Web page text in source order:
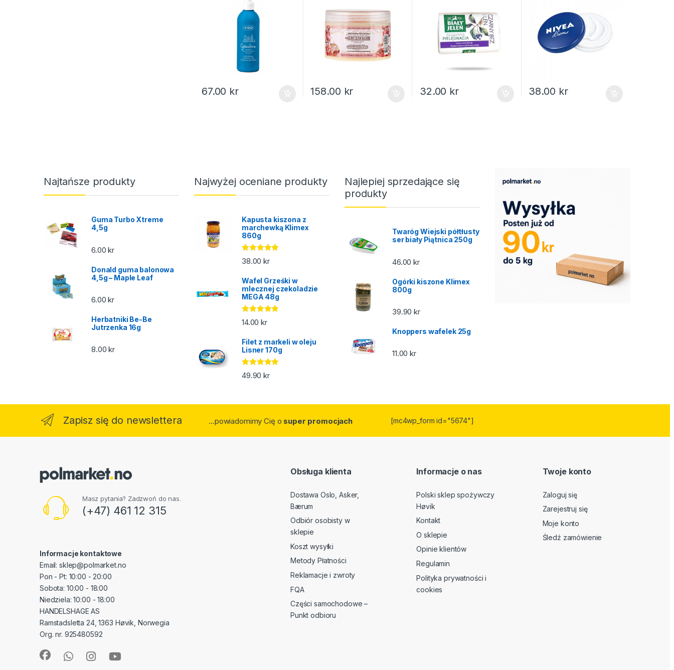
67.00 kr 158.00 kr 32.00 kr 38.00 kr
Najtańsze produkty
Guma Turbo Xtreme
4,5g
6.00kr
Donald guma balonowa
4,5g – Maple Leaf
6.00kr
Herbatniki Be-Be
Jutrzenka 16g
8.00kr
Najwyżej oceniane produkty
Kapusta kiszona z
marchewką Klimex
860g
Oceniono
5.00na 5
38.00kr
Wafel Grześki w
mlecznej czekoladzie
MEGA 48g
Oceniono
5.00na 5
14.00kr
Filet z markeli w oleju
Lisner 170g
Oceniono
5.00na 5
49.90kr
Najlepiej sprzedające się
produkty
Twaróg Wiejski półtłusty
ser biały Piątnica 250g
46.00kr
Ogórki kiszone Klimex
800g
39.90kr
Knoppers wafelek 25g
11.00kr
Zapisz się do newslettera ...powiadomimy Cię o super promocjach [mc4wp_form id="5674"]
Masz pytania? Zadzwoń do nas.
(+47) 461 12 315
Informacje kontaktowe
Email: sklep@polmarket.no
Pon - Pt: 10:00 - 20:00
Sobota: 10:00 - 18:00
Niedziela: 10:00 - 18:00
HANDELSHAGE AS
Ramstadsletta 24, 1363 Høvik, Norwegia
Org. nr. 925480592
Obsługa klienta
Dostawa Oslo, Asker,
Bærum
Odbiór osobisty w
sklepie
Koszt wysyłki
Metody Płatności
Reklamacje i zwroty
FQA
Części samochodowe –
Punkt odbioru
Informacje o nas
Polski sklep spożywczy
Høvik
Kontakt
O sklepie
Opinie klientów
Regulamin
Polityka prywatności i
cookies
Twoje konto
Zaloguj się
Zarejestruj się
Moje konto
Śledź zamówienie